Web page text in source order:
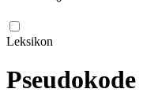
Leksikon
Pseudokode